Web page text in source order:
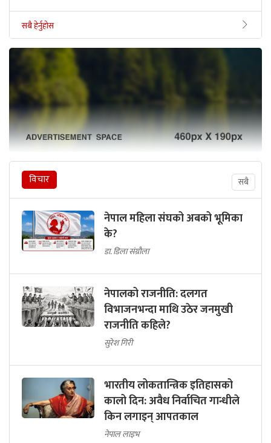
सबै हेर्नुहोस
विचार सबै
नेपाल महिला संघको अबको भूमिका
के?
डा. डिला संग्रौला
नेपालको राजनीति: दलगत
विभाजनभन्दा माथि उठेर जनमुखी
राजनीति कहिले?
सुरेश गिरी
भारतीय लोकतान्त्रिक इतिहासको
कालो दिन: अवैध निर्वाचित गान्धीले
किन लगाइन् आपतकाल
नेपाल लाइभ